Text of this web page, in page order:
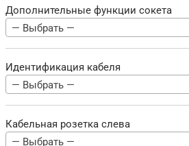
Дополнительные функции сокета
— Выбрать —
Идентификация кабеля
— Выбрать —
Кабельная розетка слева
— Выбрать —